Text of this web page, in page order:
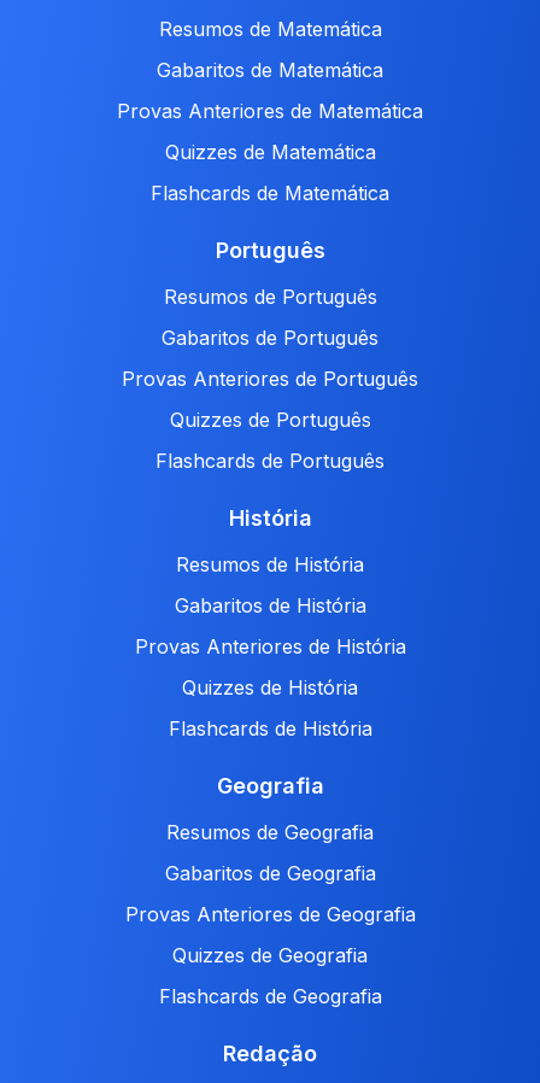
Resumos de Matemática
Gabaritos de Matemática
Provas Anteriores de Matemática
Quizzes de Matemática
Flashcards de Matemática
Português
Resumos de Português
Gabaritos de Português
Provas Anteriores de Português
Quizzes de Português
Flashcards de Português
História
Resumos de História
Gabaritos de História
Provas Anteriores de História
Quizzes de História
Flashcards de História
Geografia
Resumos de Geografia
Gabaritos de Geografia
Provas Anteriores de Geografia
Quizzes de Geografia
Flashcards de Geografia
Redação